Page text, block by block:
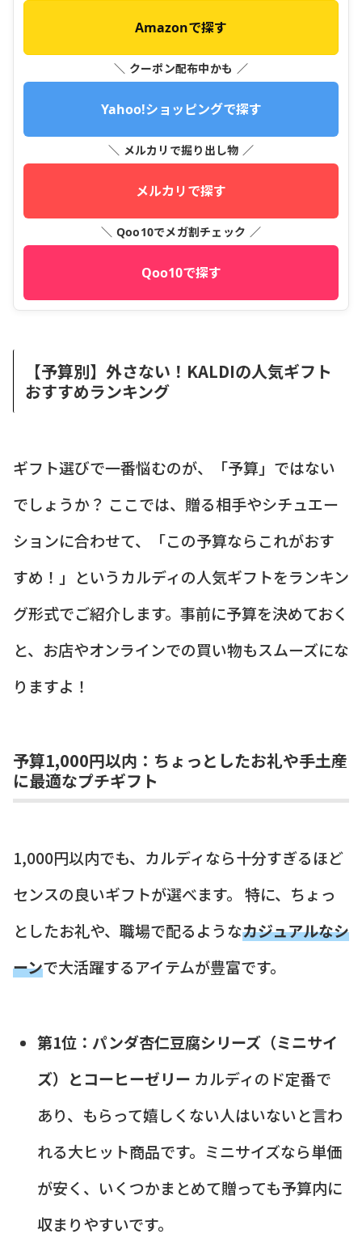
Amazonで探す
＼ クーポン配布中かも ／
Yahoo!ショッピングで探す
＼ メルカリで掘り出し物 ／
メルカリで探す
＼ Qoo10でメガ割チェック ／
Qoo10で探す
【予算別】外さない！KALDIの人気ギフト
おすすめランキング
ギフト選びで一番悩むのが、「予算」ではない
でしょうか？ ここでは、贈る相手やシチュエー
ションに合わせて、「この予算ならこれがおす
すめ！」というカルディの人気ギフトをランキン
グ形式でご紹介します。事前に予算を決めておく
と、お店やオンラインでの買い物もスムーズにな
りますよ！
予算1,000円以内：ちょっとしたお礼や手土産
に最適なプチギフト
1,000円以内でも、カルディなら十分すぎるほど
センスの良いギフトが選べます。 特に、ちょっ
としたお礼や、職場で配るようなカジュアルなシ
ーンで大活躍するアイテムが豊富です。
第1位：パンダ杏仁豆腐シリーズ（ミニサイ
ズ）とコーヒーゼリー カルディのド定番で
あり、もらって嬉しくない人はいないと言わ
れる大ヒット商品です。ミニサイズなら単価
が安く、いくつかまとめて贈っても予算内に
収まりやすいです。